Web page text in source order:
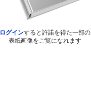
ログインすると許諾を得た一部の
表紙画像をご覧になれます